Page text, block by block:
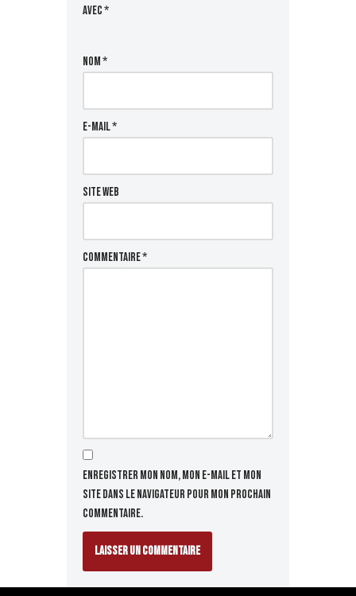
avec*
Nom*
E-mail*
Site web
Commentaire*
Enregistrer mon nom, mon e-mail et mon
site dans le navigateur pour mon prochain
commentaire.